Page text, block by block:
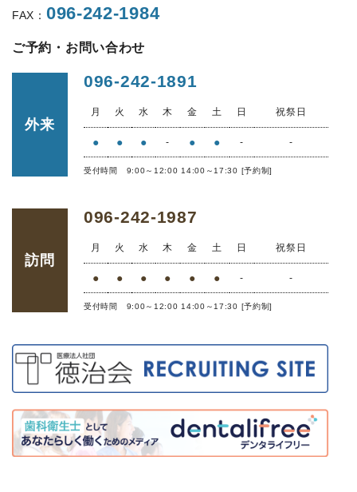
FAX： 096-242-1984
ご予約・お問い合わせ
外来
096-242-1891
月 火 水 木 金 土 日 祝祭日
● ● ● - ● ● - -
受付時間 9:00～12:00 14:00～17:30 [予約制]
訪問
096-242-1987
月 火 水 木 金 土 日 祝祭日
● ● ● ● ● ● - -
受付時間 9:00～12:00 14:00～17:30 [予約制]